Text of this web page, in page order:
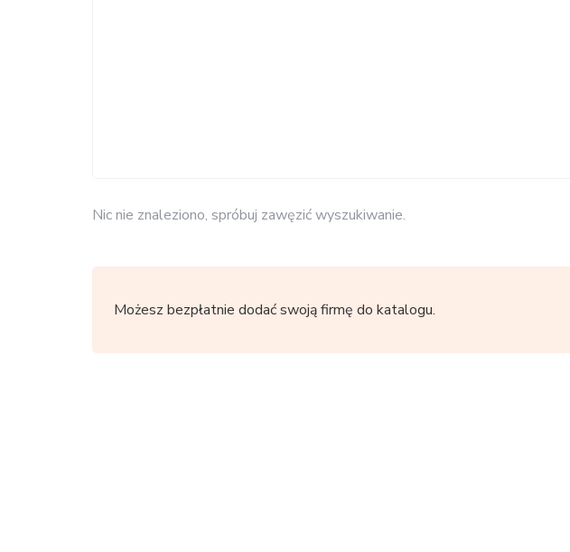
Nic nie znaleziono, spróbuj zawęzić wyszukiwanie.
Możesz bezpłatnie dodać swoją firmę do katalogu.